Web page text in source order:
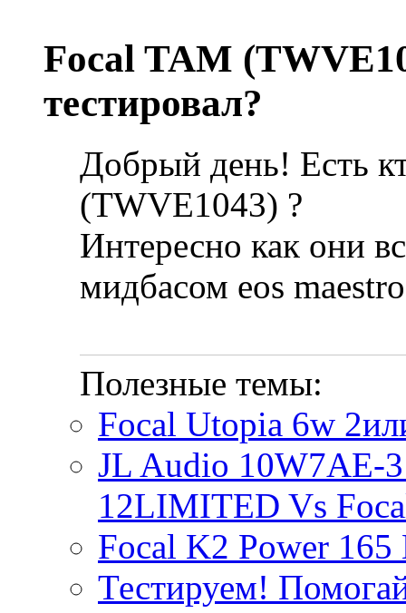
Focal TAM
тестировал?
Добрый день! Есть
(TWVE1043) ?
Интересно как они
мидбасом eos
Полезные темы:
Focal Utopia 6w
JL Audio 10W7AE-
12LIMITED Vs
Focal K2 Power
Тестируем!